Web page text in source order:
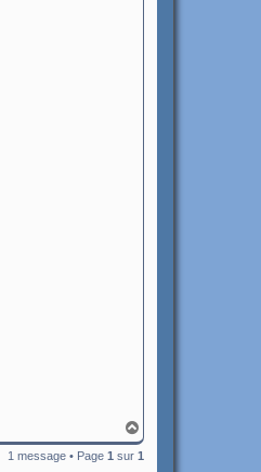
a
u
1 message • Page 1 sur 1